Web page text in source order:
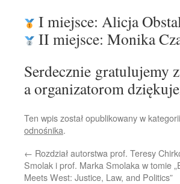
I miejsce: Alicja
II miejsce: Monika
Serdecznie gratulujemy
a organizatorom
Ten wpis został opublikowany w kategorii
odnośnika.
← Rozdział autorstwa prof. Teresy
Smolak i prof. Marka Smolaka w tomie
Meets West: Justice, Law, and Politics”